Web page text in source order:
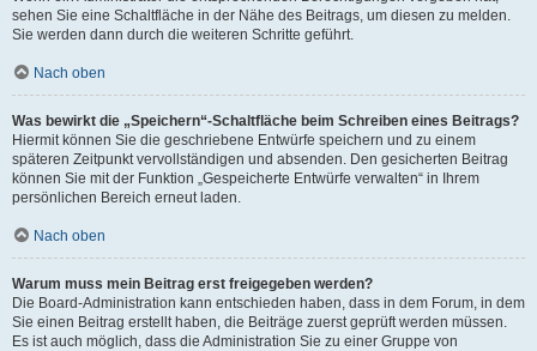
sehen Sie eine Schaltfläche in der Nähe des Beitrags, um diesen zu melden.
Sie werden dann durch die weiteren Schritte geführt.
Nach oben
Was bewirkt die „Speichern“-Schaltfläche beim Schreiben eines Beitrags?
Hiermit können Sie die geschriebene Entwürfe speichern und zu einem
späteren Zeitpunkt vervollständigen und absenden. Den gesicherten Beitrag
können Sie mit der Funktion „Gespeicherte Entwürfe verwalten“ in Ihrem
persönlichen Bereich erneut laden.
Nach oben
Warum muss mein Beitrag erst freigegeben werden?
Die Board-Administration kann entschieden haben, dass in dem Forum, in dem
Sie einen Beitrag erstellt haben, die Beiträge zuerst geprüft werden müssen.
Es ist auch möglich, dass die Administration Sie zu einer Gruppe von